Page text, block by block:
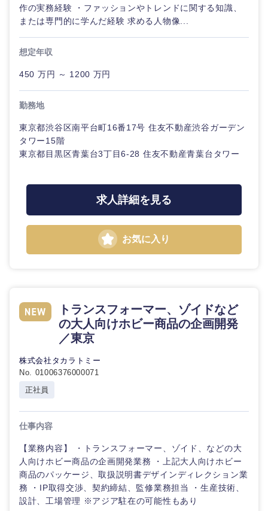
甲信越・北陸
富山県
山梨県 長野県
作の実務経験 ・ファッションやトレンドに関する知識、
または専門的に学んだ経験 求める人物像...
想定年収
450 万円 ～ 1200 万円
勤務地
東京都渋谷区南平台町16番17号 住友不動産渋谷ガーデン
タワー15階
東京都目黒区青葉台3丁目6-28 住友不動産青葉台タワー
求人詳細を見る
お気に入り
トランスフォーマー、ゾイドなど
の大人向けホビー商品の企画開発
／東京
株式会社タカラトミー
No. 01006376000071
正社員
仕事内容
【業務内容】 ・トランスフォーマー、ゾイド、などの大
人向けホビー商品の企画開発業務 ・上記大人向けホビー
商品のパッケージ、取扱説明書デザインディレクション業
務 ・IP取得交渉、契約締結、監修業務担当 ・生産技術、
設計、工場管理 ※アジア駐在の可能性もあり